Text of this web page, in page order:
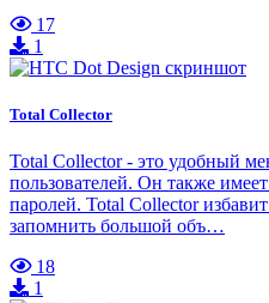
17
1
Total Collector
Total Collector - это удобный
пользователей. Он также
паролей. Total Collector
запомнить большой объ…
18
1